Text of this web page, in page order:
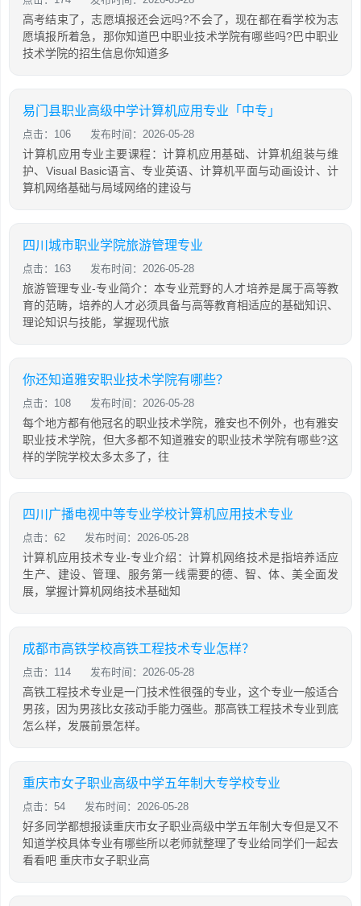
高考结束了，志愿填报还会远吗?不会了，现在都在看学校为志
愿填报所着急，那你知道巴中职业技术学院有哪些吗?巴中职业
技术学院的招生信息你知道多
易门县职业高级中学计算机应用专业「中专」
点击：106 发布时间：2026-05-28
计算机应用专业主要课程：计算机应用基础、计算机组装与维
护、Visual Basic语言、专业英语、计算机平面与动画设计、计
算机网络基础与局域网络的建设与
四川城市职业学院旅游管理专业
点击：163 发布时间：2026-05-28
旅游管理专业-专业简介：本专业荒野的人才培养是属于高等教
育的范畴，培养的人才必须具备与高等教育相适应的基础知识、
理论知识与技能，掌握现代旅
你还知道雅安职业技术学院有哪些？
点击：108 发布时间：2026-05-28
每个地方都有他冠名的职业技术学院，雅安也不例外，也有雅安
职业技术学院，但大多都不知道雅安的职业技术学院有哪些?这
样的学院学校太多太多了，往
四川广播电视中等专业学校计算机应用技术专业
点击：62 发布时间：2026-05-28
计算机应用技术专业-专业介绍：计算机网络技术是指培养适应
生产、建设、管理、服务第一线需要的德、智、体、美全面发
展，掌握计算机网络技术基础知
成都市高铁学校高铁工程技术专业怎样？
点击：114 发布时间：2026-05-28
高铁工程技术专业是一门技术性很强的专业，这个专业一般适合
男孩，因为男孩比女孩动手能力强些。那高铁工程技术专业到底
怎么样，发展前景怎样。
重庆市女子职业高级中学五年制大专学校专业
点击：54 发布时间：2026-05-28
好多同学都想报读重庆市女子职业高级中学五年制大专但是又不
知道学校具体专业有哪些所以老师就整理了专业给同学们一起去
看看吧 重庆市女子职业高